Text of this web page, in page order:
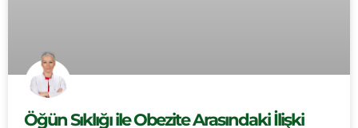
Öğün Sıklığı ile Obezite Arasındaki İlişki